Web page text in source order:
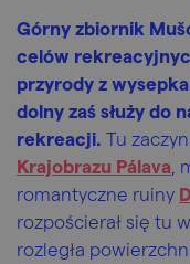
Górny zbiornik
celów
przyrody z
dolny zaś służy do
rekreacji. Tu
Krajobrazu Pálava ,
romantyczne ruiny
rozpościerał się tu
rozległa